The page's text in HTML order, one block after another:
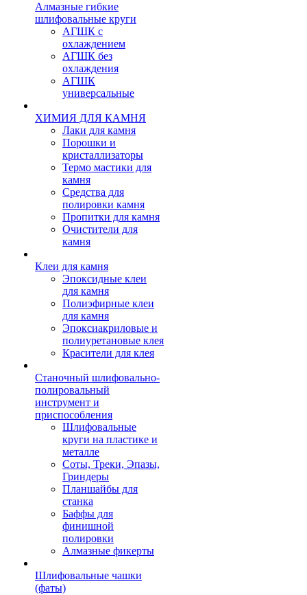
Алмазные гибкие
шлифовальные круги
АГШК с
охлаждением
АГШК без
охлаждения
АГШК
универсальные
ХИМИЯ ДЛЯ КАМНЯ
Лаки для камня
Порошки и
кристаллизаторы
Термо мастики для
камня
Средства для
полировки камня
Пропитки для камня
Очистители для
камня
Клеи для камня
Эпоксидные клеи
для камня
Полиэфирные клеи
для камня
Эпоксиакриловые и
полиуретановые клея
Красители для клея
Станочный шлифовально-
полировальный
инструмент и
приспособления
Шлифовальные
круги на пластике и
металле
Соты, Треки, Эпазы,
Гриндеры
Планшайбы для
станка
Баффы для
финишной
полировки
Алмазные фикерты
Шлифовальные чашки
(фаты)